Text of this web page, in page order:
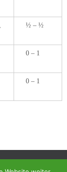
½ – ½
0 – 1
0 – 1